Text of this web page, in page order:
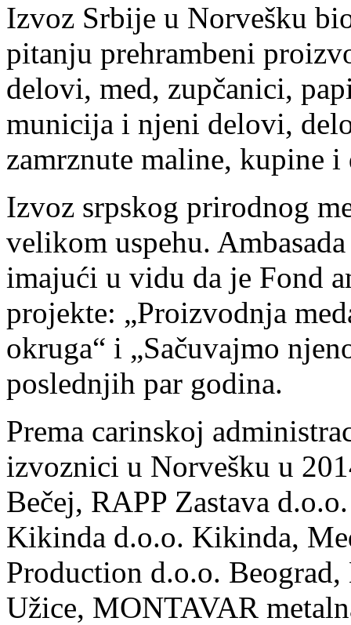
Izvoz Srbije u Norvešku
pitanju prehrambeni
delovi, med, zupčanici,
municija i njeni delovi,
zamrznute maline, kupine
Izvoz srpskog prirodnog
velikom uspehu.
imajući u vidu da je Fond
projekte: „Proizvodnja
okruga“ i „Sačuvajmo
poslednjih par godina.
Prema carinskoj
izvoznici u Norvešku u
Bečej, RAPP Zastava
Kikinda d.o.o. Kikinda,
Production d.o.o.
Užice, MONTAVAR